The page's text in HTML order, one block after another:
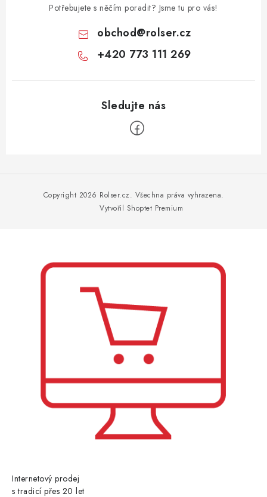
Potřebujete s něčím poradit? Jsme tu pro vás!
obchod@rolser.cz
+420 773 111 269
Vytvořil Shoptet Premium
Copyright 2026 Rolser.cz. Všechna práva vyhrazena.
Internetový prodej
s tradicí přes 20 let